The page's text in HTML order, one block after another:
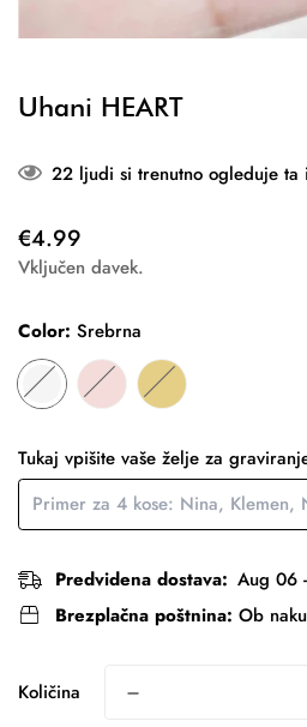
Uhani HEART
22ljudi si trenutno ogleduje ta
Redna
cena
€4.99
Vključen davek.
Color: Srebrna
Tukaj vpišite vaše želje za
Predvidena dostava: Aug 06
Brezplačna poštnina: Ob
Količina